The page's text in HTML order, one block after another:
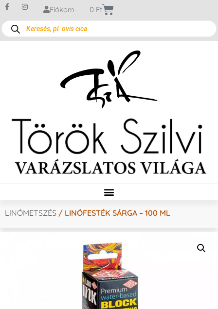
Fiókom 0 Ft
LINÓMETSZÉS / LINÓFESTÉK SÁRGA – 100 ML